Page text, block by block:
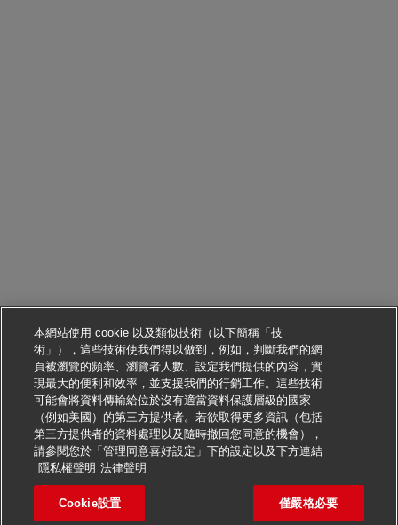
申請此職位
Postbote für Pakete und
本網站使用 cookie 以及類似技術（以下簡稱「技
術」），這些技術使我們得以做到，例如，判斷我們的網
頁被瀏覽的頻率、瀏覽者人數、設定我們提供的內容，實
現最大的便利和效率，並支援我們的行銷工作。這些技術
可能會將資料傳輸給位於沒有適當資料保護層級的國家
（例如美國）的第三方提供者。若欲取得更多資訊（包括
第三方提供者的資料處理以及隨時撤回您同意的機會），
請參閱您於「管理同意喜好設定」下的設定以及下方連結
隱私權聲明 法律聲明
Cookie設置 僅嚴格必要